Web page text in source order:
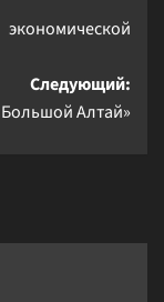
Следующий:
Алтай»